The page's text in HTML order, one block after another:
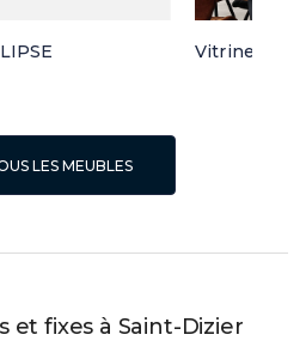
Vitrine 3
LES MEUBLES
et fixes à Saint-Dizier